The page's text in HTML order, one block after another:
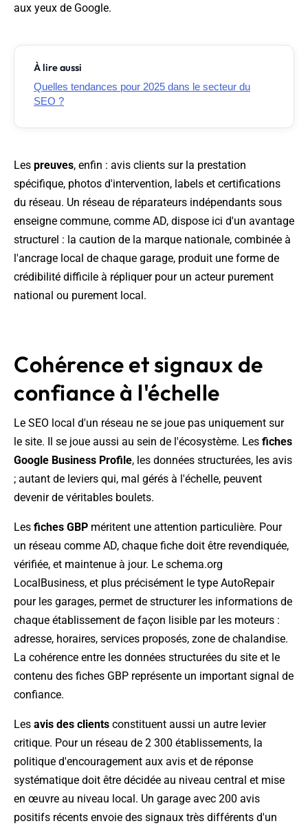
aux yeux de Google.
À lire aussi
Quelles tendances pour 2025 dans le secteur du
SEO ?
Les preuves, enfin : avis clients sur la prestation
spécifique, photos d'intervention, labels et certifications
du réseau. Un réseau de réparateurs indépendants sous
enseigne commune, comme AD, dispose ici d'un avantage
structurel : la caution de la marque nationale, combinée à
l'ancrage local de chaque garage, produit une forme de
crédibilité difficile à répliquer pour un acteur purement
national ou purement local.
Cohérence et signaux de
confiance à l'échelle
Le SEO local d'un réseau ne se joue pas uniquement sur
le site. Il se joue aussi au sein de l'écosystème. Les fiches
Google Business Profile, les données structurées, les avis
; autant de leviers qui, mal gérés à l'échelle, peuvent
devenir de véritables boulets.
Les fiches GBP méritent une attention particulière. Pour
un réseau comme AD, chaque fiche doit être revendiquée,
vérifiée, et maintenue à jour. Le schema.org
LocalBusiness, et plus précisément le type AutoRepair
pour les garages, permet de structurer les informations de
chaque établissement de façon lisible par les moteurs :
adresse, horaires, services proposés, zone de chalandise.
La cohérence entre les données structurées du site et le
contenu des fiches GBP représente un important signal de
confiance.
Les avis des clients constituent aussi un autre levier
critique. Pour un réseau de 2 300 établissements, la
politique d'encouragement aux avis et de réponse
systématique doit être décidée au niveau central et mise
en œuvre au niveau local. Un garage avec 200 avis
positifs récents envoie des signaux très différents d'un